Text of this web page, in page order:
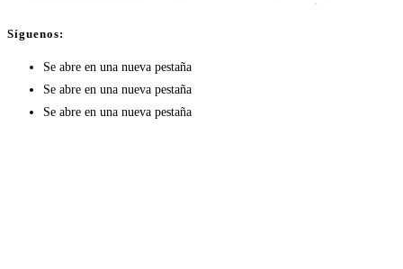
Síguenos:
Se abre en una nueva pestaña
Se abre en una nueva pestaña
Se abre en una nueva pestaña